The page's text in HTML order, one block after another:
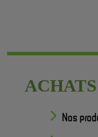
ACHATS
Nos